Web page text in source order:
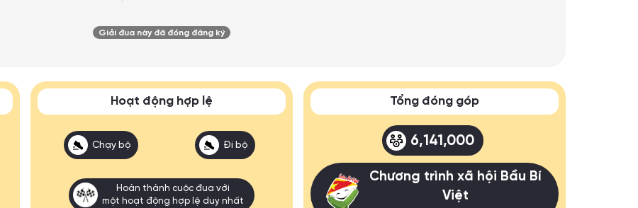
Giải đua này đã đóng đăng ký
Hoạt động hợp lệ
Chạy bộ Đi bộ
Hoàn thành cuộc đua với
một hoạt động hợp lệ duy nhất
Tổng đóng góp
6,141,000
Chương trình xã hội Bầu Bí
Việt